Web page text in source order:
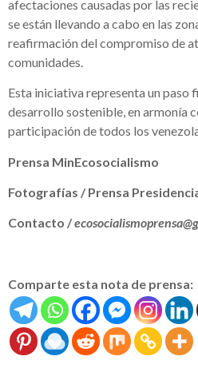
afectaciones causadas por las
se están llevando a cabo en las
reafirmación del compromiso de
comunidades.
Esta iniciativa representa un paso
desarrollo sostenible, en armonía
participación de todos los
Prensa MinEcosocialismo
Fotografías / Prensa
Contacto /
Comparte esta nota de prensa: